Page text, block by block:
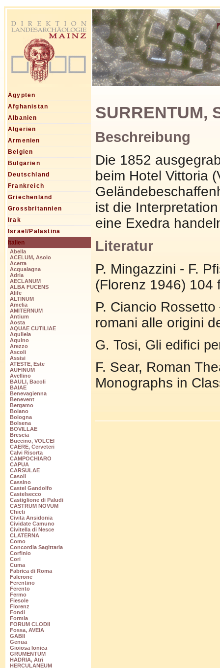
Ägypten
Afghanistan
Albanien
Algerien
Armenien
Belgien
Bulgarien
Deutschland
Frankreich
Griechenland
Grossbritannien
Irak
Israel/Palästina
Italien
Abella
ACELUM, Asolo
Acerra
Acqualagna
Adria
AECLANUM
ALBA FUCENS
Alife
ALTINUM
Amelia
AMITERNUM
Antium
Aosta
AQUAE CUTILIAE
Aquileia
Aquino
Arezzo
Ascoli
Assisi
ATESTE, Este
AUFINUM
Avellino
BAULI, Bacoli
BAIAE
Benevagienna
Benevent
Bergamo
Boiano
Bologna
Bolsena
BOVILLAE
Brescia
Buccino, VOLCEI
CAERE, Cerveteri
Calvi Risorta
CAMPOCHIARO
CAPUA
CARSULAE
Casoli
Cassino
Castel Gandolfo
Castelsecco
Castiglione di Paludi
CASTRUM NOVUM
Chieti
Civita Ansidonia
Cividate Camuno
Civitella di Nesce
CLATERNA
Como
Concordia Sagittaria
Corfinio
Cori
Cuma
Fabrica di Roma
Falerone
Ferentino
Ferento
Fermo
Fiesole
Florenz
Fondi
Formia
FORUM CLODII
Fossa, AVEIA
GABII
Genua
Gioiosa Ionica
GRUMENTUM
HADRIA, Atri
HERCULANEUM
SURRENTUM,
Beschreibung
Die 1852
beim Hotel Vittoria
ist die
eine Exedra
Literatur
P. Mingazzini - F.
(Florenz 1946) 104
P. Ciancio
romani alle origini
G. Tosi, Gli edifici
F. Sear, Roman
Monographs in